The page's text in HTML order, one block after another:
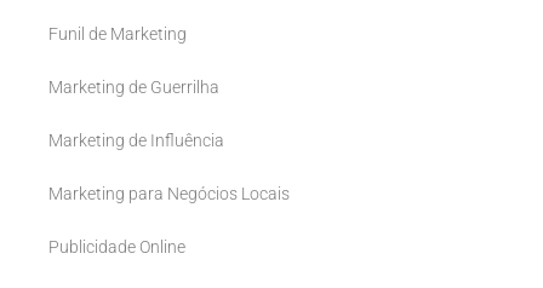
Funil de Marketing
Marketing de Guerrilha
Marketing de Influência
Marketing para Negócios Locais
Publicidade Online